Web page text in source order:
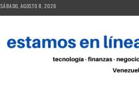
SÁBADO, AGOSTO 8, 2026